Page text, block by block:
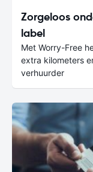
Zorgeloos
label
Met Worry-Free
extra kilometers
verhuurder